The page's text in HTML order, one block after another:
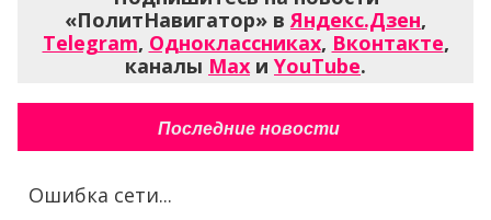
«ПолитНавигатор» вЯндекс.Дзен,
Telegram, Одноклассниках, Вконтакте,
каналы Max и YouTube.
Последние новости
Ошибка сети...